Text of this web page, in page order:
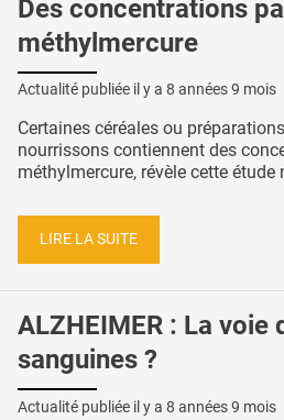
Des concentrations
méthylmercure
Actualité publiée il y a 8 années 9 mois
Certaines céréales ou
nourrissons contiennent des
méthylmercure, révèle cette étude
LIRE LA SUITE
ALZHEIMER : La
sanguines ?
Actualité publiée il y a 8 années 9 mois